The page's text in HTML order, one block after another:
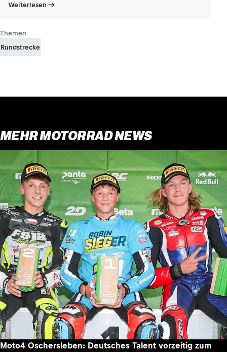
Weiterlesen
Themen
Rundstrecke
MEHR MOTORRAD NEWS
Moto4 Oschersleben: Deutsches Talent vorzeitig zum